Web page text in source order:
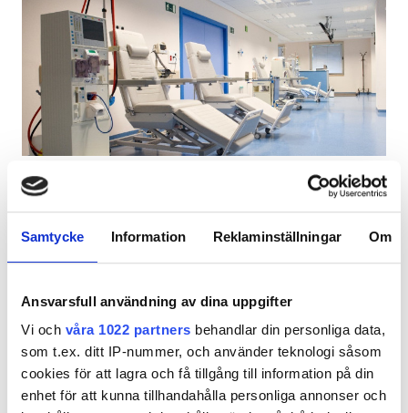
Samtycke Information Reklaminställningar Om
Ansvarsfull användning av dina uppgifter
Vi och våra 1022 partners behandlar din personliga data,
som t.ex. ditt IP-nummer, och använder teknologi såsom
cookies för att lagra och få tillgång till information på din
enhet för att kunna tillhandahålla personliga annonser och
Gratis parkering
Pris
0-100 EUR
mer än 300 EUR
Pass
Morgon
Eftermiddag
Avericum Maspalomas
Väldigt bra
9 Granska
9
Per behandlingen
HD-dialys 270 €
HDF-dialys 270 €
Reservera